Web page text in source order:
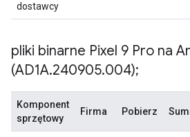
dostawcy
pliki binarne Pixel 9 Pro na
(AD1A.240905.004);
Komponent
sprzętowy
Firma Pobierz